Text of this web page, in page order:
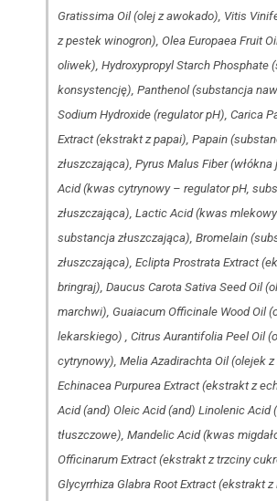
Gratissima Oil (olej z awokado), Vitis
z pestek winogron), Olea Europaea Fruit
oliwek), Hydroxypropyl Starch Phosphate
konsystencję), Panthenol (substancja
Sodium Hydroxide (regulator pH), Carica
Extract (ekstrakt z papai), Papain
złuszczająca), Pyrus Malus Fiber (włókna
Acid (kwas cytrynowy – regulator pH,
złuszczająca), Lactic Acid (kwas
substancja złuszczająca), Bromelain
złuszczająca), Eclipta Prostrata Extract
bringraj), Daucus Carota Sativa Seed Oil
marchwi), Guaiacum Officinale Wood Oil
lekarskiego) , Citrus Aurantifolia Peel Oil
cytrynowy), Melia Azadirachta Oil (olejek z
Echinacea Purpurea Extract (ekstrakt z
Acid (and) Oleic Acid (and) Linolenic Acid
tłuszczowe), Mandelic Acid (kwas
Officinarum Extract (ekstrakt z trzciny
Glycyrrhiza Glabra Root Extract (ekstrakt